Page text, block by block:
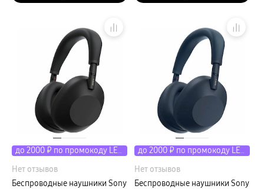
до 2000 ₽ по промокоду LETO
Нет отзывов
Беспроводные наушники Sony
до 2000 ₽ по промокоду LETO
Нет отзывов
Беспроводные наушники Sony